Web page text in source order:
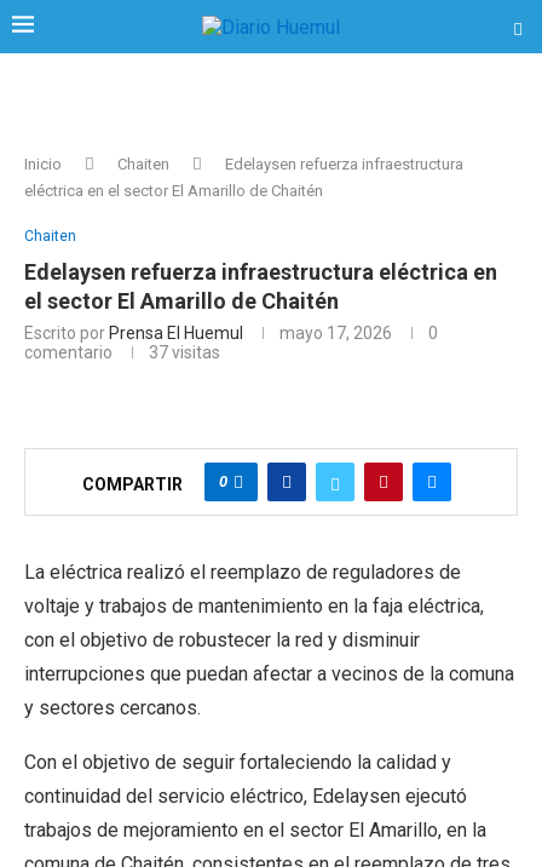
Inicio Chaiten
Edelaysen refuerza infraestructura
eléctrica en el sector El Amarillo de Chaitén
Chaiten
Edelaysen refuerza infraestructura eléctrica en
el sector El Amarillo de Chaitén
Escrito por Prensa El Huemul mayo 17, 2026
0
comentario
37visitas
COMPARTIR 0
La eléctrica realizó el reemplazo de reguladores de
voltaje y trabajos de mantenimiento en la faja eléctrica,
con el objetivo de robustecer la red y disminuir
interrupciones que puedan afectar a vecinos de la comuna
y sectores cercanos.
Con el objetivo de seguir fortaleciendo la calidad y
continuidad del servicio eléctrico, Edelaysen ejecutó
trabajos de mejoramiento en el sector El Amarillo, en la